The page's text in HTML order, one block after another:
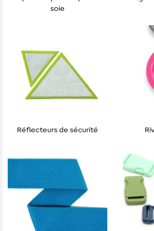
soie
Réflecteurs de sécurité